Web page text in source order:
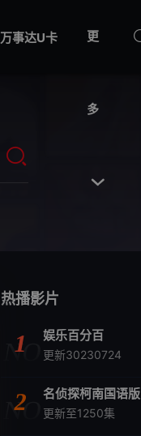
万事达U卡 更
多

/ 顾鑫 / 谢承颖 / 赵嘉豪
热播影片
NO
1 娱乐百分百
更新30230724
NO
2 名侦探柯南国语版
更新至1250集